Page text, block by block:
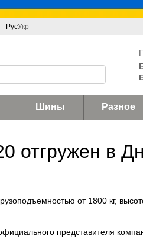
РусУкр
Шины Разное
отгружен в
от 1800 кг,
представителя